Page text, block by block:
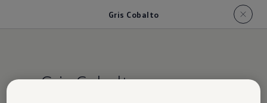
Gris Cobalto
Gris Cobalto